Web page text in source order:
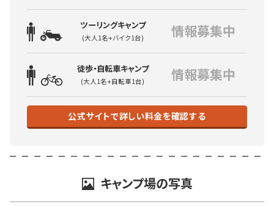
ツーリングキャンプ
(大人1名+バイク1台) 情報募集中
徒歩・自転車キャンプ
(大人1名+自転車1台) 情報募集中
公式サイトで詳しい料金を確認する
キャンプ場の写真